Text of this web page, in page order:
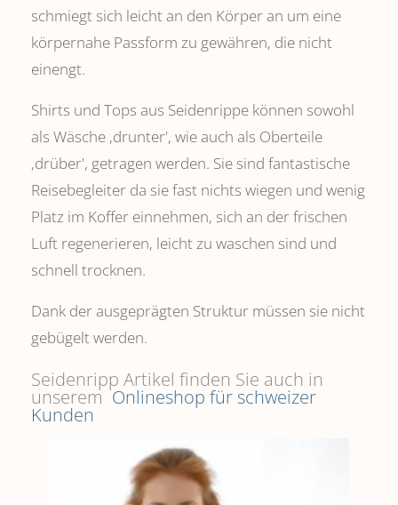
schmiegt sich leicht an den Körper an um eine
körpernahe Passform zu gewähren, die nicht
einengt.
Shirts und Tops aus Seidenrippe können sowohl
als Wäsche ,drunter', wie auch als Oberteile
‚drüber', getragen werden. Sie sind fantastische
Reisebegleiter da sie fast nichts wiegen und wenig
Platz im Koffer einnehmen, sich an der frischen
Luft regenerieren, leicht zu waschen sind und
schnell trocknen.
Dank der ausgeprägten Struktur müssen sie nicht
gebügelt werden.
Seidenripp Artikel finden Sie auch in
unserem Onlineshop für schweizer
Kunden